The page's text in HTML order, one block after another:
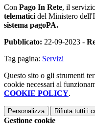
Con Pago In Rete, il
telematici del Ministero
sistema pagoPA.
Pubblicato: 22-09-2023 -
Tag pagina: Servizi
Questo sito o gli strumenti
cookie necessari al
COOKIE POLICY.
Personalizza Rifiuta tutti i
Gestione cookie